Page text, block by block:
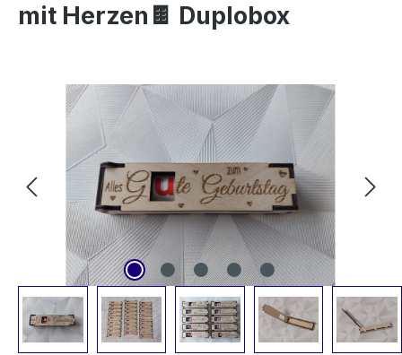
mit Herzen🍫 Duplobox
Bildergalerie überspringen